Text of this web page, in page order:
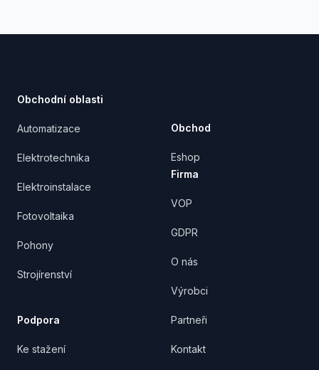
Obchodní oblasti
Automatizace
Elektrotechnika
Elektroinstalace
Fotovoltaika
Pohony
Strojírenství
Podpora
Ke stažení
Obchod
Eshop
Firma
VOP
GDPR
O nás
Výrobci
Partneři
Kontakt